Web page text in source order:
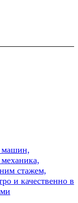
машин,
стажем,
и качественно в